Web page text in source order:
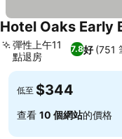
Hotel Oaks Early
7.8好 (751
彈性上午11
點退房
低至 $344
查看 10 個網站的價格